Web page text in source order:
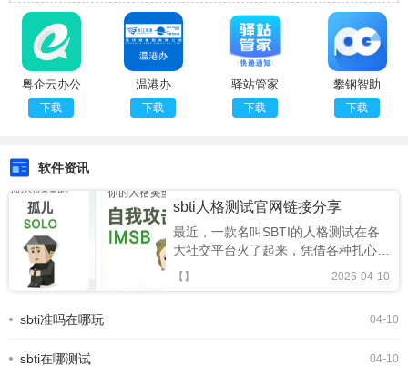
粤企云办公
下载
温港办
下载
驿站管家
下载
攀钢智助
下载
软件资讯
sbti人格测试官网链接分享
最近，一款名叫SBTI的人格测试在各
大社交平台火了起来，凭借各种扎心又
搞笑的精神状态标签，迅速成为年轻人
的新型社交暗号。很多人跟风玩梗，却
么。今天就为大家整理出 SBTI 在线测
松一键测出你的专属人格。SBTI人格
2026-04-10
【】
04-10
sbti准吗在哪玩
04-10
sbti在哪测试